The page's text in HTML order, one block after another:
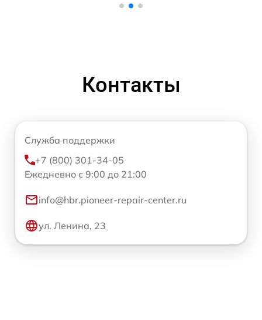
Контакты
Служба поддержки
+7 (800) 301-34-05
Ежедневно с 9:00 до 21:00
info@hbr.pioneer-repair-center.ru
ул. Ленина, 23